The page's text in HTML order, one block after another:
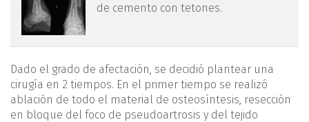
de cemento con tetones.
Dado el grado de afectación, se decidió plantear una
cirugía en 2 tiempos. En el primer tiempo se realizó
ablación de todo el material de osteosíntesis, resección
en bloque del foco de pseudoartrosis y del tejido